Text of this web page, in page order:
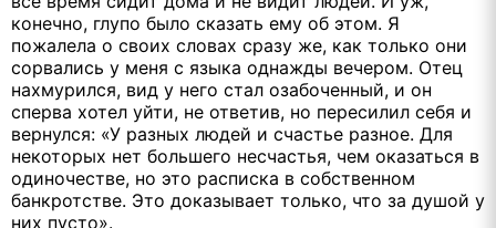
конечно, глупо было сказать ему об этом. Я
пожалела о своих словах сразу же, как только они
сорвались у меня с языка однажды вечером. Отец
нахмурился, вид у него стал озабоченный, и он
сперва хотел уйти, не ответив, но пересилил себя и
вернулся: «У разных людей и счастье разное. Для
некоторых нет большего несчастья, чем оказаться в
одиночестве, но это расписка в собственном
банкротстве. Это доказывает только, что за душой у
них пусто».